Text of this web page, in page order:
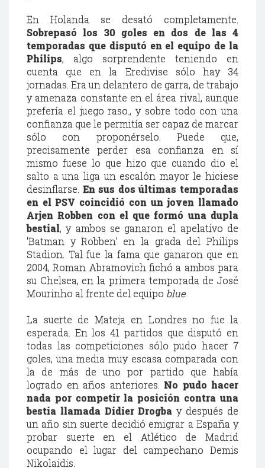
En Holanda se desató completamente.
Sobrepasó los 30 goles en dos de las 4
temporadas que disputó en el equipo de la
Philips, algo sorprendente teniendo en
cuenta que en la Eredivise sólo hay 34
jornadas. Era un delantero de garra, de trabajo
y amenaza constante en el área rival, aunque
prefería el juego raso., y sobre todo con una
confianza que le permitía ser capaz de marcar
sólo con proponérselo. Puede que,
precisamente perder esa confianza en sí
mismo fuese lo que hizo que cuando dio el
salto a una liga un escalón mayor le hiciese
desinflarse. En sus dos últimas temporadas
en el PSV coincidió con un joven llamado
Arjen Robben con el que formó una dupla
bestial, y ambos se ganaron el apelativo de
'Batman y Robben' en la grada del Philips
Stadion. Tal fue la fama que ganaron que en
2004, Roman Abramovich fichó a ambos para
su Chelsea, en la primera temporada de José
Mourinho al frente del equipo blue.
La suerte de Mateja en Londres no fue la
esperada. En los 41 partidos que disputó en
todas las competiciones sólo pudo hacer 7
goles, una media muy escasa comparada con
la de más de uno por partido que había
logrado en años anteriores. No pudo hacer
nada por competir la posición contra una
bestia llamada Didier Drogba y después de
un año sin suerte decidió emigrar a España y
probar suerte en el Atlético de Madrid
ocupando el lugar del campechano Demis
Nikolaidis.